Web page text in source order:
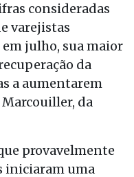
consideradas
varejistas
julho, sua maior
da
a aumentarem
Marcouiller, da
provavelmente
iniciaram uma